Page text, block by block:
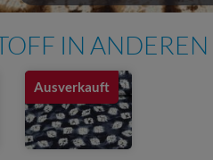
IN
Ausverkauft